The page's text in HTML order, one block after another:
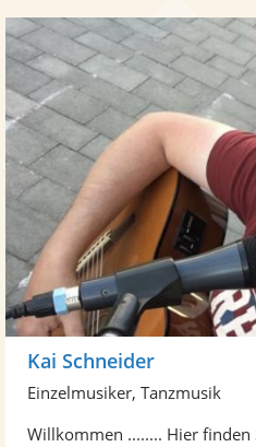
Kai Schneider
Einzelmusiker, Tanzmusik
Willkommen ........ Hier finden